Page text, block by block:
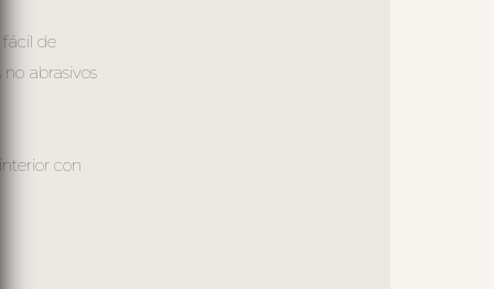
de
abrasivos
con